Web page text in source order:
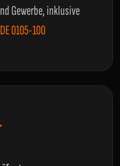
Gewerbe, inklusive
0105-100